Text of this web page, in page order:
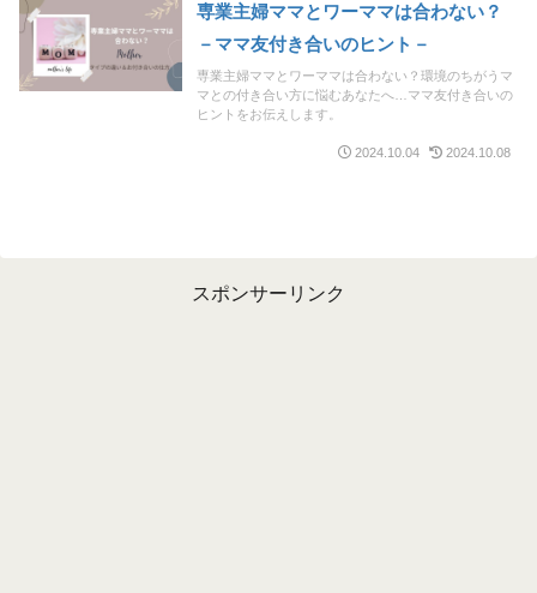
専業主婦ママとワーママは合わない？
－ママ友付き合いのヒント－
専業主婦ママとワーママは合わない？環境のちがうマ
マとの付き合い方に悩むあなたへ…ママ友付き合いの
ヒントをお伝えします。
2024.10.04 2024.10.08
スポンサーリンク